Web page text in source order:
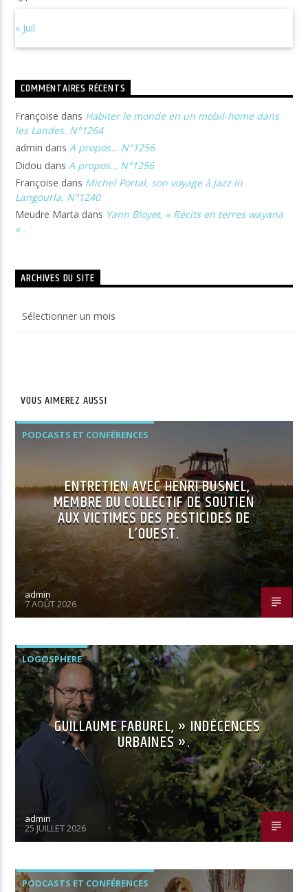
« Juil
COMMENTAIRES RÉCENTS
Françoise dans Habiter le monde en un mobil-home dans
les Landes. N°1264
admin dansA propos… N°1256
Didou dans A propos… N°1256
Françoise dans Michel Portal, son voyage à Jazz In
Langourla. N°1240
Meudre Marta dans Yann Bloyet, « Récits en terres wayana
« .
ARCHIVES DU SITE
du
VOUS AIMEREZ AUSSI
PODCASTS ET CONFÉRENCES
ENTRETIEN AVEC HENRI BUSNEL,
MEMBRE DU COLLECTIF DE SOUTIEN
AUX VICTIMES DES PESTICIDES DE
L’OUEST.
admin
7 AOÛT 2026
LOGOSPHERE
GUILLAUME FABUREL, » INDÉCENCES
URBAINES ».
admin
25 JUILLET 2026
PODCASTS ET CONFÉRENCES